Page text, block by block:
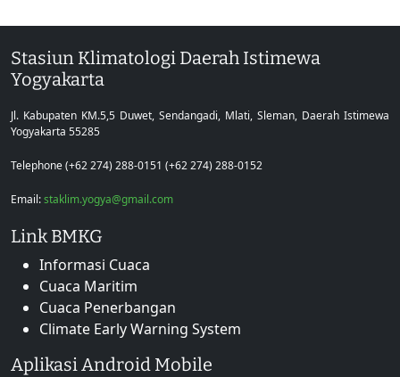
Stasiun Klimatologi Daerah Istimewa
Yogyakarta
Jl. Kabupaten KM.5,5 Duwet, Sendangadi, Mlati, Sleman, Daerah Istimewa
Yogyakarta 55285
Telephone (+62 274) 288-0151 (+62 274) 288-0152
Email:staklim.yogya@gmail.com
Link BMKG
Informasi Cuaca
Cuaca Maritim
Cuaca Penerbangan
Climate Early Warning System
Aplikasi Android Mobile